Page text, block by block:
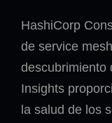
HashiCorp
de service
descubrimiento
Insights
la salud de los